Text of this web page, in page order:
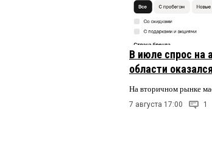
В июле спрос на
области
На вторичном рынке
7 августа 17:00 1